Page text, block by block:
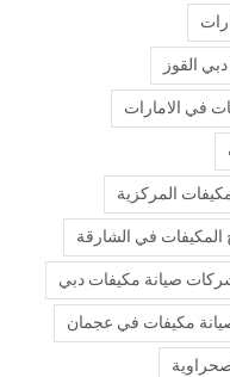
القوز
في الامارات
المركزية
في الشارقة
صيانة مكيفات دبي
مكيفات في عجمان